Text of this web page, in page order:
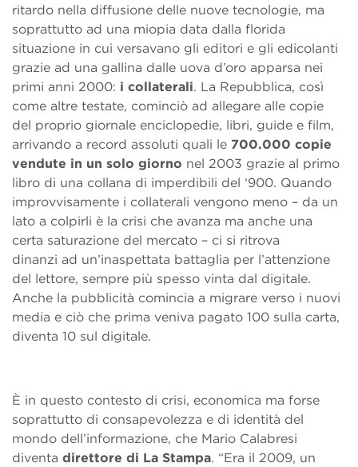
ritardo nella diffusione delle nuove tecnologie, ma
soprattutto ad una miopia data dalla florida
situazione in cui versavano gli editori e gli edicolanti
grazie ad una gallina dalle uova d’oro apparsa nei
primi anni 2000: i collaterali. La Repubblica, così
come altre testate, cominciò ad allegare alle copie
del proprio giornale enciclopedie, libri, guide e film,
arrivando a record assoluti quali le 700.000 copie
vendute in un solo giorno nel 2003 grazie al primo
libro di una collana di imperdibili del ‘900. Quando
improvvisamente i collaterali vengono meno – da un
lato a colpirli è la crisi che avanza ma anche una
certa saturazione del mercato – ci si ritrova
dinanzi ad un’inaspettata battaglia per l’attenzione
del lettore, sempre più spesso vinta dal digitale.
Anche la pubblicità comincia a migrare verso i nuovi
media e ciò che prima veniva pagato 100 sulla carta,
diventa 10 sul digitale.
È in questo contesto di crisi, economica ma forse
soprattutto di consapevolezza e di identità del
mondo dell’informazione, che Mario Calabresi
diventa direttore di La Stampa. “Era il 2009, un